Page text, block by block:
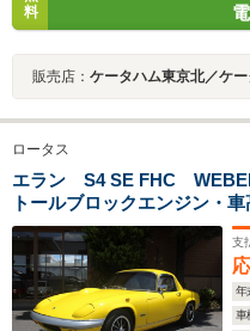
料
販売店： ケータハム東京北／ケー
ロータス
エラン S4 SE FHC
トールブロックエンジン・
イブシャフト・13インチセ
155HR13)・カットオフスイ
支
年
車